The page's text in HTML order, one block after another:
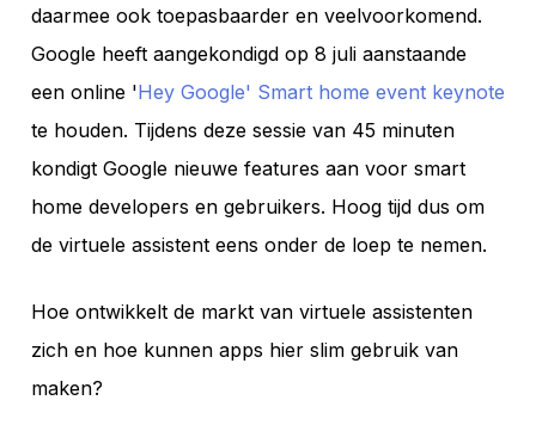
daarmee ook toepasbaarder en veelvoorkomend.
Google heeft aangekondigd op 8 juli aanstaande
een online 'Hey Google' Smart home event keynote
te houden. Tijdens deze sessie van 45 minuten
kondigt Google nieuwe features aan voor smart
home developers en gebruikers. Hoog tijd dus om
de virtuele assistent eens onder de loep te nemen.
Hoe ontwikkelt de markt van virtuele assistenten
zich en hoe kunnen apps hier slim gebruik van
maken?